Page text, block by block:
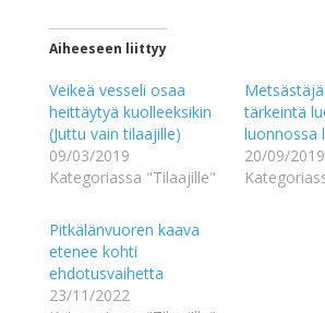
Aiheeseen liittyy
Veikeä vesseli osaa
heittäytyä kuolleeksikin
(Juttu vain tilaajille)
09/03/2019
Kategoriassa "Tilaajille"
tärkeintä
luonnossa
20/09/2019
Pitkälänvuoren kaava
etenee kohti
ehdotusvaihetta
23/11/2022